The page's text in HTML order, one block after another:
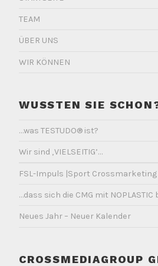
TEAM
ÜBER UNS
WIR KÖNNEN
WUSSTEN SIE
…was TESTUDO® ist?
Wir sind ‚VIELSEITIG’…
FSL-Impuls |Sport Crossmarketing
…dass sich die CMG mit
Neues Jahr – Neuer Kalender
CROSSMEDIAGROUP